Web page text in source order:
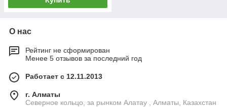
О нас
Рейтинг не сформирован
Менее 5 отзывов за последний год
Работает с 12.11.2013
г. Алматы
Северное кольцо, за рынком Алатау , Алматы, Казахстан